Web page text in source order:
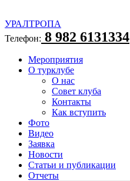
УРАЛТРОПА
Телефон: 8 982 6131334
Мероприятия
О турклубе
О нас
Совет клуба
Контакты
Как вступить
Фото
Видео
Заявка
Новости
Статьи и публикации
Отчеты